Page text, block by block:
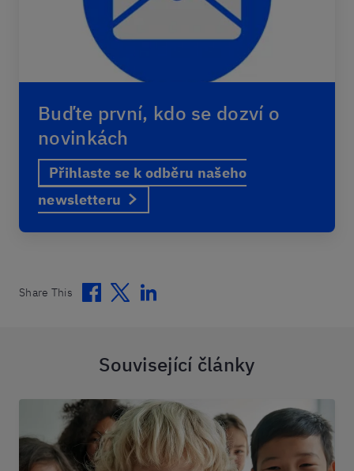
Buďte první, kdo se dozví o
novinkách
Přihlaste se k odběru našeho
newsletteru
Share This Facebook
TwitterLinkedin
Související články